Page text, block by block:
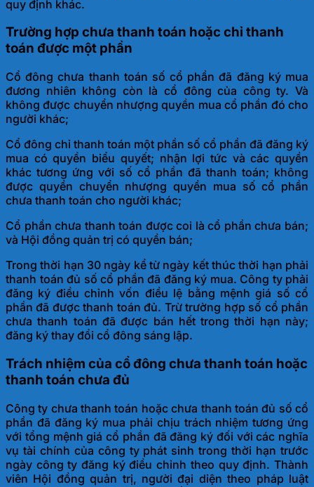
quy định khác.
Trường hợp chưa thanh toán hoặc chỉ thanh
toán được một phần
Cổ đông chưa thanh toán số cổ phần đã đăng ký mua
đương nhiên không còn là cổ đông của công ty. Và
không được chuyển nhượng quyền mua cổ phần đó cho
người khác;
Cổ đông chỉ thanh toán một phần số cổ phần đã đăng ký
mua có quyền biểu quyết; nhận lợi tức và các quyền
khác tương ứng với số cổ phần đã thanh toán; không
được quyền chuyển nhượng quyền mua số cổ phần
chưa thanh toán cho người khác;
Cổ phần chưa thanh toán được coi là cổ phần chưa bán;
và Hội đồng quản trị có quyền bán;
Trong thời hạn 30 ngày kể từ ngày kết thúc thời hạn phải
thanh toán đủ số cổ phần đã đăng ký mua. Công ty phải
đăng ký điều chỉnh vốn điều lệ bằng mệnh giá số cổ
phần đã được thanh toán đủ. Trừ trường hợp số cổ phần
chưa thanh toán đã được bán hết trong thời hạn này;
đăng ký thay đổi cổ đông sáng lập.
Trách nhiệm của cổ đông chưa thanh toán hoặc
thanh toán chưa đủ
Công ty chưa thanh toán hoặc chưa thanh toán đủ số cổ
phần đã đăng ký mua phải chịu trách nhiệm tương ứng
với tổng mệnh giá cổ phần đã đăng ký đối với các nghĩa
vụ tài chính của công ty phát sinh trong thời hạn trước
ngày công ty đăng ký điều chỉnh theo quy định. Thành
viên Hội đồng quản trị, người đại diện theo pháp luật